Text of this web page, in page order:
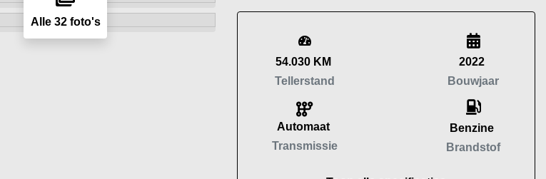
Alle 32 foto's
54.030 KM
Tellerstand
Automaat
Transmissie
2022
Bouwjaar
Benzine
Brandstof